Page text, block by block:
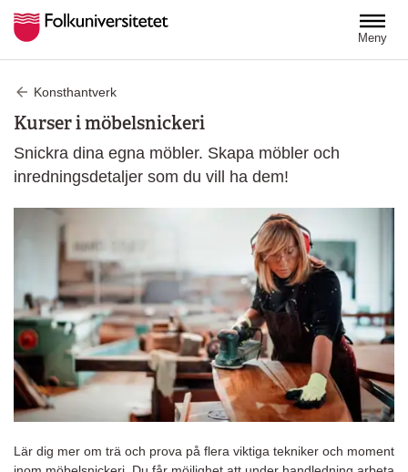
Meny
Konsthantverk
Kurser i möbelsnickeri
Snickra dina egna möbler. Skapa möbler och
inredningsdetaljer som du vill ha dem!
Lär dig mer om trä och prova på flera viktiga tekniker och moment